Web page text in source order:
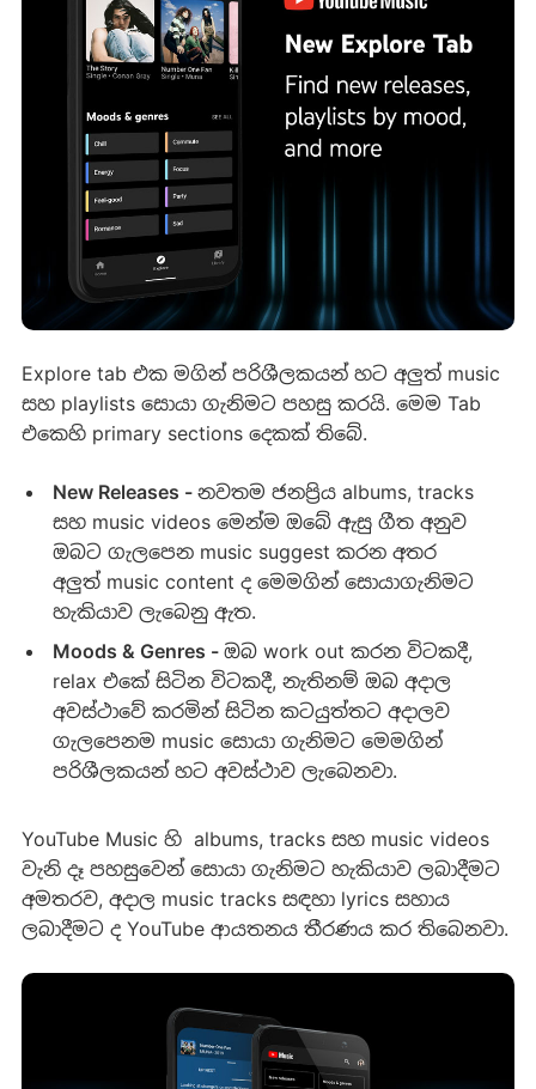
Explore tab එක මගින් පරිශීලකයන් හට අලුත් music
සහ playlists සොයා ගැනිමට පහසු කරයි. මෙම Tab
එකෙහි primary sections දෙකක් තිබේ.
New Releases - නවතම ජනප්‍රිය albums, tracks
සහ music videos මෙන්ම ඔබේ ඇසු ගීත අනුව
ඔබට ගැලපෙන music suggest කරන අතර
අලුත් music content ද මෙමගින් සොයාගැනිමට
හැකියාව ලැබෙනු ඇත.
Moods & Genres - ඔබ work out කරන විටකදී,
relax එකේ සිටින විටකදී, නැතිනම් ඔබ අදාල
අවස්ථ‍ාවේ කරමින් සිටින කටයුත්තට අදාලව
ගැලපෙනම music සොයා ගැනිමට මෙමගින්
පරිශීලකයන් හට අවස්ථාව ලැබෙනවා.
YouTube Music හි albums, tracks සහ music videos
වැනි දෑ පහසුවෙන් සොයා ගැනිමට හැකියාව ලබාදීමට
අමතරව, අදාල music tracks සඳහා lyrics සහාය
ලබාදීමට ද YouTube ආයතනය තීරණය කර තිබෙනවා.